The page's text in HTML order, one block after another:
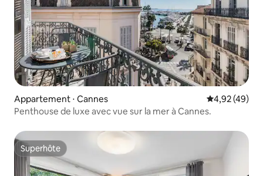
Appartement ⋅ Cannes Évaluation
4,92 (49)
Penthouse de luxe avec vue sur la mer à Cannes.
Superhôte
Superhôte